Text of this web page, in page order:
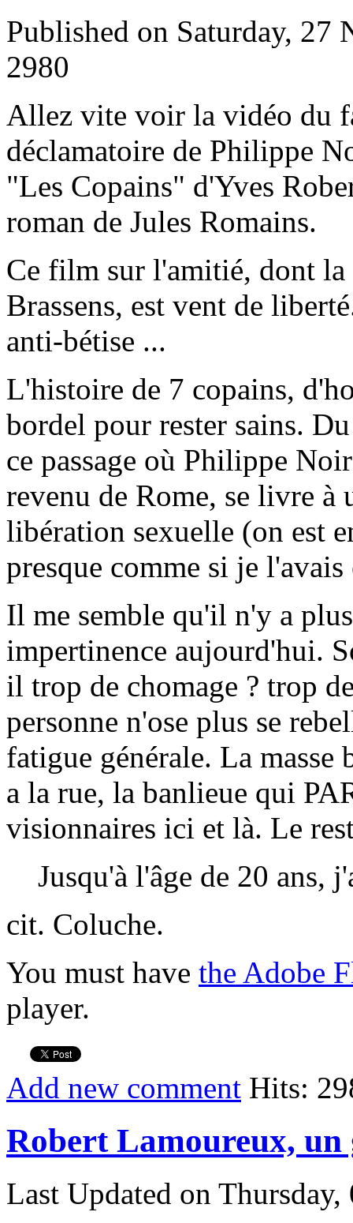
Published on Saturday, 27
2980
Allez vite voir la vidéo du
déclamatoire de Philippe
"Les Copains" d'Yves
roman de Jules Romains.
Ce film sur l'amitié, dont la
Brassens, est vent de
anti-bétise ...
L'histoire de 7 copains,
bordel pour rester sains.
ce passage où Philippe
revenu de Rome, se livre à
libération sexuelle (on est
presque comme si je
Il me semble qu'il n'y a
impertinence aujourd'hui.
il trop de chomage ? trop
personne n'ose plus se
fatigue générale. La masse
a la rue, la banlieue qui
visionnaires ici et là. Le
Jusqu'à l'âge de 20 ans,
cit. Coluche.
You must have the Adobe
player.
Add new comment Hits:
Robert Lamoureux, un
Last Updated on